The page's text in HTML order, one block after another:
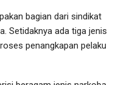
bagian dari sindikat
Setidaknya ada tiga jenis
penangkapan pelaku